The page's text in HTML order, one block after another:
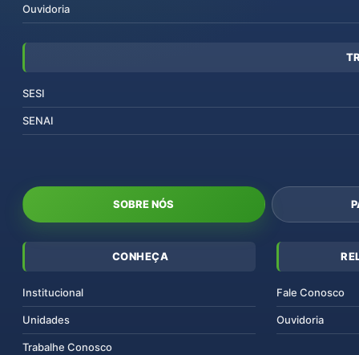
Ouvidoria
SESI
SENAI
SOBRE NÓS
CONHEÇA
Institucional
Unidades
Trabalhe Conosco
Fale Conosco
Ouvidoria